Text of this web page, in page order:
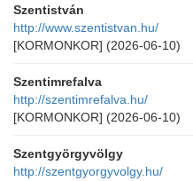
Szentistván
http://www.szentistvan.hu/
[KORMONKOR] (2026-06-10)
Szentimrefalva
http://szentimrefalva.hu/
[KORMONKOR] (2026-06-10)
Szentgyörgyvölgy
http://szentgyorgyvolgy.hu/